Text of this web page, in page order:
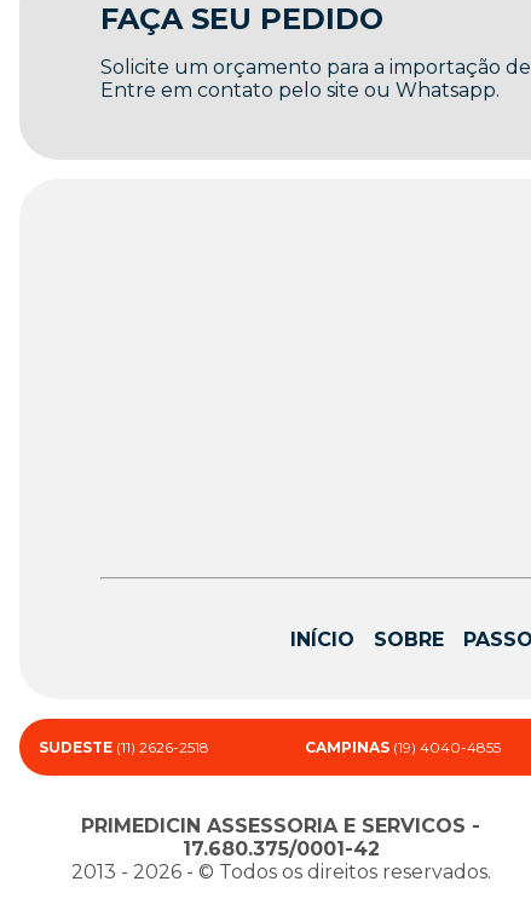
FAÇA SEU PEDIDO
Solicite um orçamento para a importação
Entre em contato pelo site ou Whatsapp.
INÍCIO SOBRE
SUDESTE (11) 2626-2518 CAMPINAS (19) 4040-4855
PRIMEDICIN ASSESSORIA E SERVICOS -
17.680.375/0001-42
2013 - 2026 - ©️ Todos os direitos reservados.